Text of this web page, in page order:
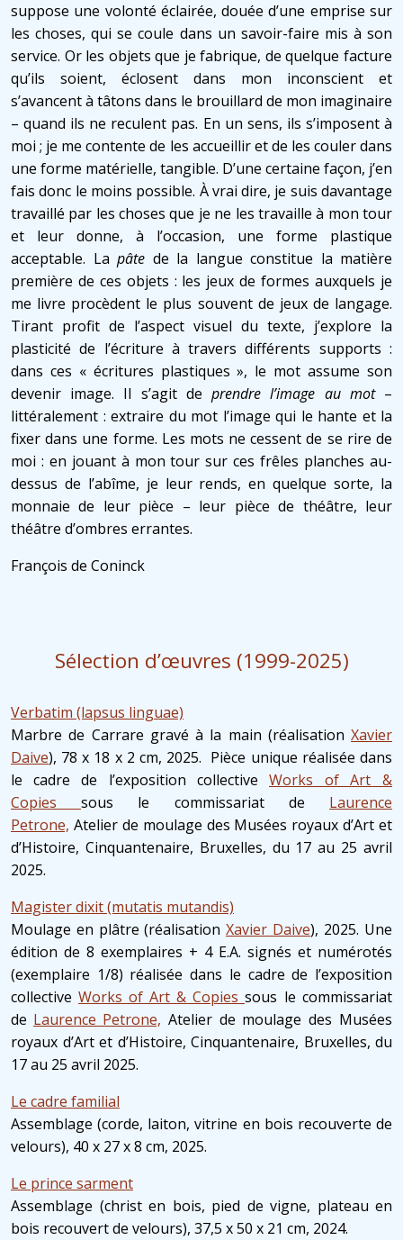
suppose une volonté éclairée, douée d’une emprise sur
les choses, qui se coule dans un savoir-faire mis à son
service. Or les objets que je fabrique, de quelque facture
qu’ils soient, éclosent dans mon inconscient et
s’avancent à tâtons dans le brouillard de mon imaginaire
– quand ils ne reculent pas. En un sens, ils s’imposent à
moi ; je me contente de les accueillir et de les couler dans
une forme matérielle, tangible. D’une certaine façon, j’en
fais donc le moins possible. À vrai dire, je suis davantage
travaillé par les choses que je ne les travaille à mon tour
et leur donne, à l’occasion, une forme plastique
acceptable. La pâte de la langue constitue la matière
première de ces objets : les jeux de formes auxquels je
me livre procèdent le plus souvent de jeux de langage.
Tirant profit de l’aspect visuel du texte, j’explore la
plasticité de l’écriture à travers différents supports :
dans ces « écritures plastiques », le mot assume son
devenir image. Il s’agit de prendre l’image au mot –
littéralement : extraire du mot l’image qui le hante et la
fixer dans une forme. Les mots ne cessent de se rire de
moi : en jouant à mon tour sur ces frêles planches au-
dessus de l’abîme, je leur rends, en quelque sorte, la
monnaie de leur pièce – leur pièce de théâtre, leur
théâtre d’ombres errantes.
François de Coninck
Sélection d’œuvres (1999-2025)
Verbatim (lapsus linguae)
Marbre de Carrare gravé à la main (réalisation Xavier
Daive), 78 x 18 x 2 cm, 2025. Pièce unique réalisée dans
le cadre de l’exposition collective Works of Art &
Copies sous le commissariat de Laurence
Petrone, Atelier de moulage des Musées royaux d’Art et
d’Histoire, Cinquantenaire, Bruxelles, du 17 au 25 avril
2025.
Magister dixit (mutatis mutandis)
Moulage en plâtre (réalisation Xavier Daive), 2025. Une
édition de 8 exemplaires + 4 E.A. signés et numérotés
(exemplaire 1/8) réalisée dans le cadre de l’exposition
collective Works of Art & Copies sous le commissariat
de Laurence Petrone, Atelier de moulage des Musées
royaux d’Art et d’Histoire, Cinquantenaire, Bruxelles, du
17 au 25 avril 2025.
Le cadre familial
Assemblage (corde, laiton, vitrine en bois recouverte de
velours), 40 x 27 x 8 cm, 2025.
Le prince sarment
Assemblage (christ en bois, pied de vigne, plateau en
bois recouvert de velours), 37,5 x 50 x 21 cm, 2024.